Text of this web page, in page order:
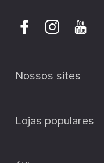
Nossos sites
discount.pt
discount.sk
Lojas populares
Cupão de desconto